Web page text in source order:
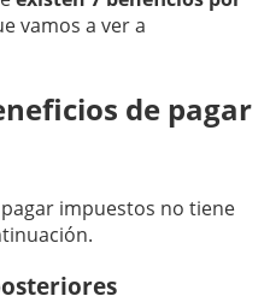
vamos a ver a
de pagar
impuestos no tiene